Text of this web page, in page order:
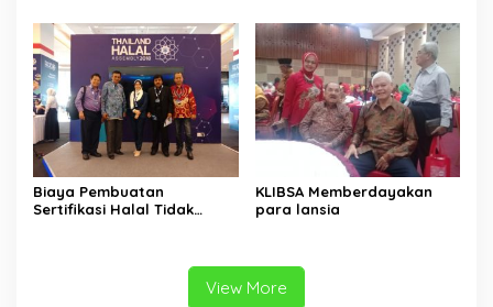
Biaya Pembuatan
Sertifikasi Halal Tidak
KLIBSA Memberdayakan
para lansia
View More